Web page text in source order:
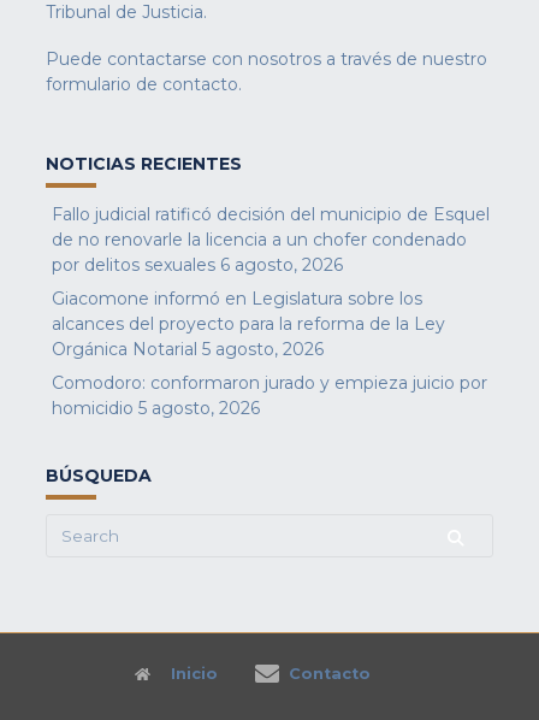
Tribunal de Justicia.
Puede contactarse con nosotros a través de nuestro
formulario de contacto.
NOTICIAS RECIENTES
Fallo judicial ratificó decisión del municipio de Esquel
de no renovarle la licencia a un chofer condenado
por delitos sexuales 6 agosto, 2026
Giacomone informó en Legislatura sobre los
alcances del proyecto para la reforma de la Ley
Orgánica Notarial 5 agosto, 2026
Comodoro: conformaron jurado y empieza juicio por
homicidio 5 agosto, 2026
BÚSQUEDA
Search
Inicio Contacto